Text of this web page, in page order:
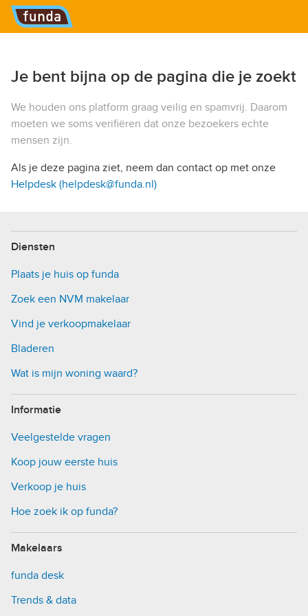
Hoofdmenu
Je bent bijna op de pagina die je zoekt
We houden ons platform graag veilig en spamvrij. Daarom
moeten we soms verifiëren dat onze bezoekers echte
mensen zijn.
Als je deze pagina ziet, neem dan contact op met onze
Helpdesk (helpdesk@funda.nl)
Diensten
Plaats je huis op funda
Zoek een NVM makelaar
Vind je verkoopmakelaar
Bladeren
Wat is mijn woning waard?
Informatie
Veelgestelde vragen
Koop jouw eerste huis
Verkoop je huis
Hoe zoek ik op funda?
Makelaars
funda desk
Trends & data